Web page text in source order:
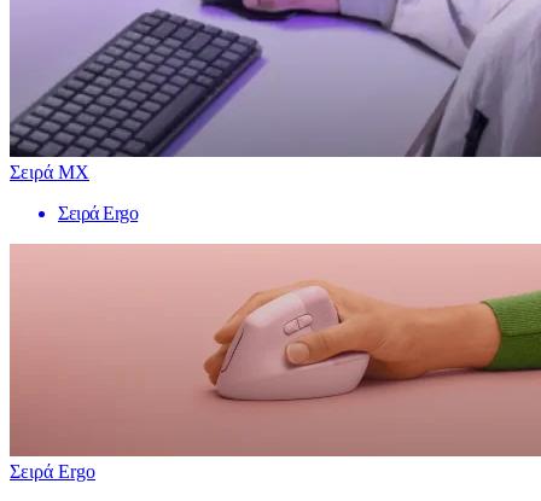
Σειρά MX
Σειρά Ergo
Σειρά Ergo